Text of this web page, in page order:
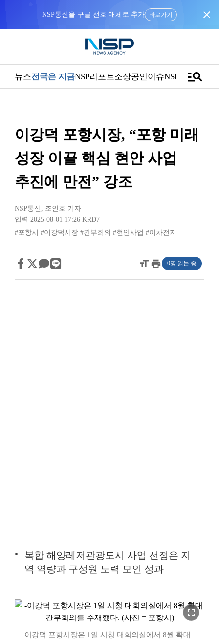
NSP통신을 구글 선호 매체로 추가 바로가기 close
뉴스전국은 지금NSP리포트소상공인이슈NSPTVmanage_search
이강덕 포항시장, “포항 미래
성장 이끌 핵심 현안 사업
추진에 만전” 강조
NSP통신 , 조인호 기자
입력 2025-08-01 17:26 KRD7
#포항시
#이강덕시장 #간부회의 #현안사업 #이차전지
format_sizeprint 0명 읽는 중
복합 해양레저관광도시 사업 선정은 지
역 역량과 구성원 노력 모인 성과
fullscreen
이강덕 포항시장은 1일 시청 대회의실에서 8월 확대